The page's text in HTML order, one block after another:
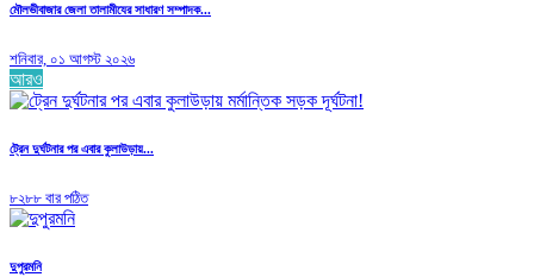
মৌলভীবাজার জেলা তালামীযের সাধারণ সম্পাদক...
শনিবার, ০১ আগস্ট ২০২৬
আরও
ট্রেন দুর্ঘটনার পর এবার কুলাউড়ায়...
৮২৮৮ বার পঠিত
দুপুরমনি